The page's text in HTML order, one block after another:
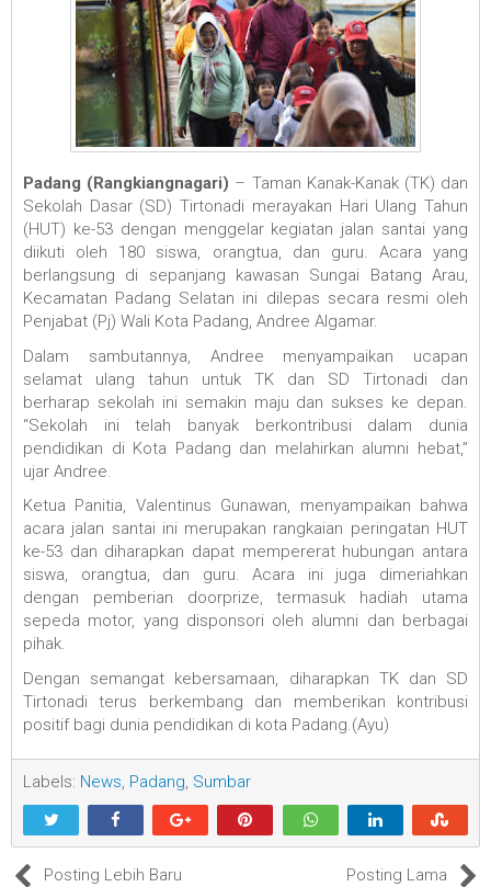
Padang (Rangkiangnagari) – Taman Kanak-Kanak (TK) dan
Sekolah Dasar (SD) Tirtonadi merayakan Hari Ulang Tahun
(HUT) ke-53 dengan menggelar kegiatan jalan santai yang
diikuti oleh 180 siswa, orangtua, dan guru. Acara yang
berlangsung di sepanjang kawasan Sungai Batang Arau,
Kecamatan Padang Selatan ini dilepas secara resmi oleh
Penjabat (Pj) Wali Kota Padang, Andree Algamar.
Dalam sambutannya, Andree menyampaikan ucapan
selamat ulang tahun untuk TK dan SD Tirtonadi dan
berharap sekolah ini semakin maju dan sukses ke depan.
“Sekolah ini telah banyak berkontribusi dalam dunia
pendidikan di Kota Padang dan melahirkan alumni hebat,”
ujar Andree.
Ketua Panitia, Valentinus Gunawan, menyampaikan bahwa
acara jalan santai ini merupakan rangkaian peringatan HUT
ke-53 dan diharapkan dapat mempererat hubungan antara
siswa, orangtua, dan guru. Acara ini juga dimeriahkan
dengan pemberian doorprize, termasuk hadiah utama
sepeda motor, yang disponsori oleh alumni dan berbagai
pihak.
Dengan semangat kebersamaan, diharapkan TK dan SD
Tirtonadi terus berkembang dan memberikan kontribusi
positif bagi dunia pendidikan di kota Padang.(Ayu)
Labels: News, Padang, Sumbar
Posting Lebih Baru Posting Lama